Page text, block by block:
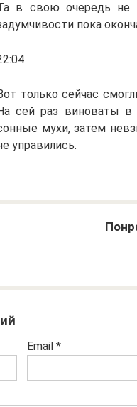
в свою очередь не
пока
только сейчас
сей раз виноваты
мухи, затем
управились.
Email *